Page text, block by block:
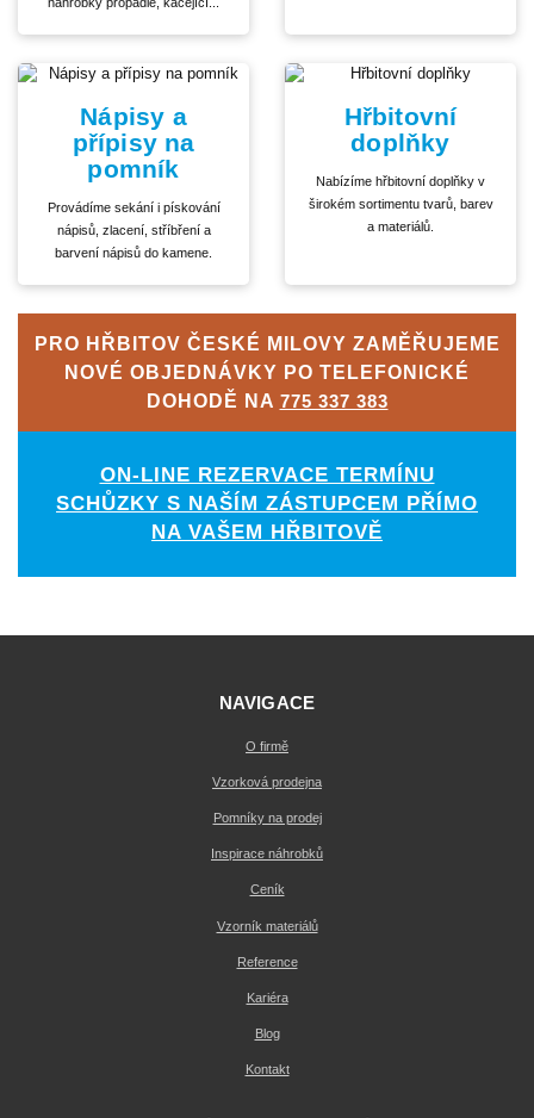
Nápisy a
přípisy na
pomník
Provádíme sekání i pískování
nápisů, zlacení, stříbření a
barvení nápisů do kamene.
Hřbitovní
doplňky
Nabízíme hřbitovní doplňky v
širokém sortimentu tvarů, barev
a materiálů.
PRO HŘBITOV ČESKÉ MILOVY ZAMĚŘUJEME
NOVÉ OBJEDNÁVKY PO TELEFONICKÉ
DOHODĚ NA 775 337 383
ON-LINE REZERVACE TERMÍNU
SCHŮZKY S NAŠÍM ZÁSTUPCEM PŘÍMO
NA VAŠEM HŘBITOVĚ
NAVIGACE
O firmě
Vzorková prodejna
Pomníky na prodej
Inspirace náhrobků
Ceník
Vzorník materiálů
Reference
Kariéra
Blog
Kontakt